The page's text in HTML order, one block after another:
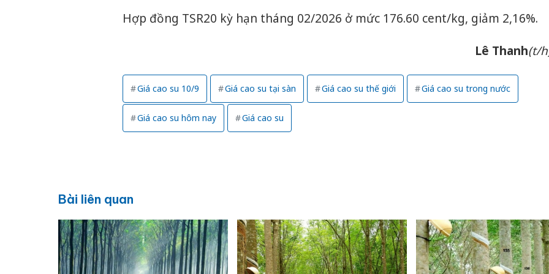
Hợp đồng TSR20 kỳ hạn tháng 02/2026 ở mức 176.60 cent/kg, giảm 2,16%.
Lê Thanh(t/
Giá cao su 10/9 Giá cao su tại sàn Giá cao su thế giới Giá cao su trong nước
Giá cao su hôm nay Giá cao su
Bài liên quan